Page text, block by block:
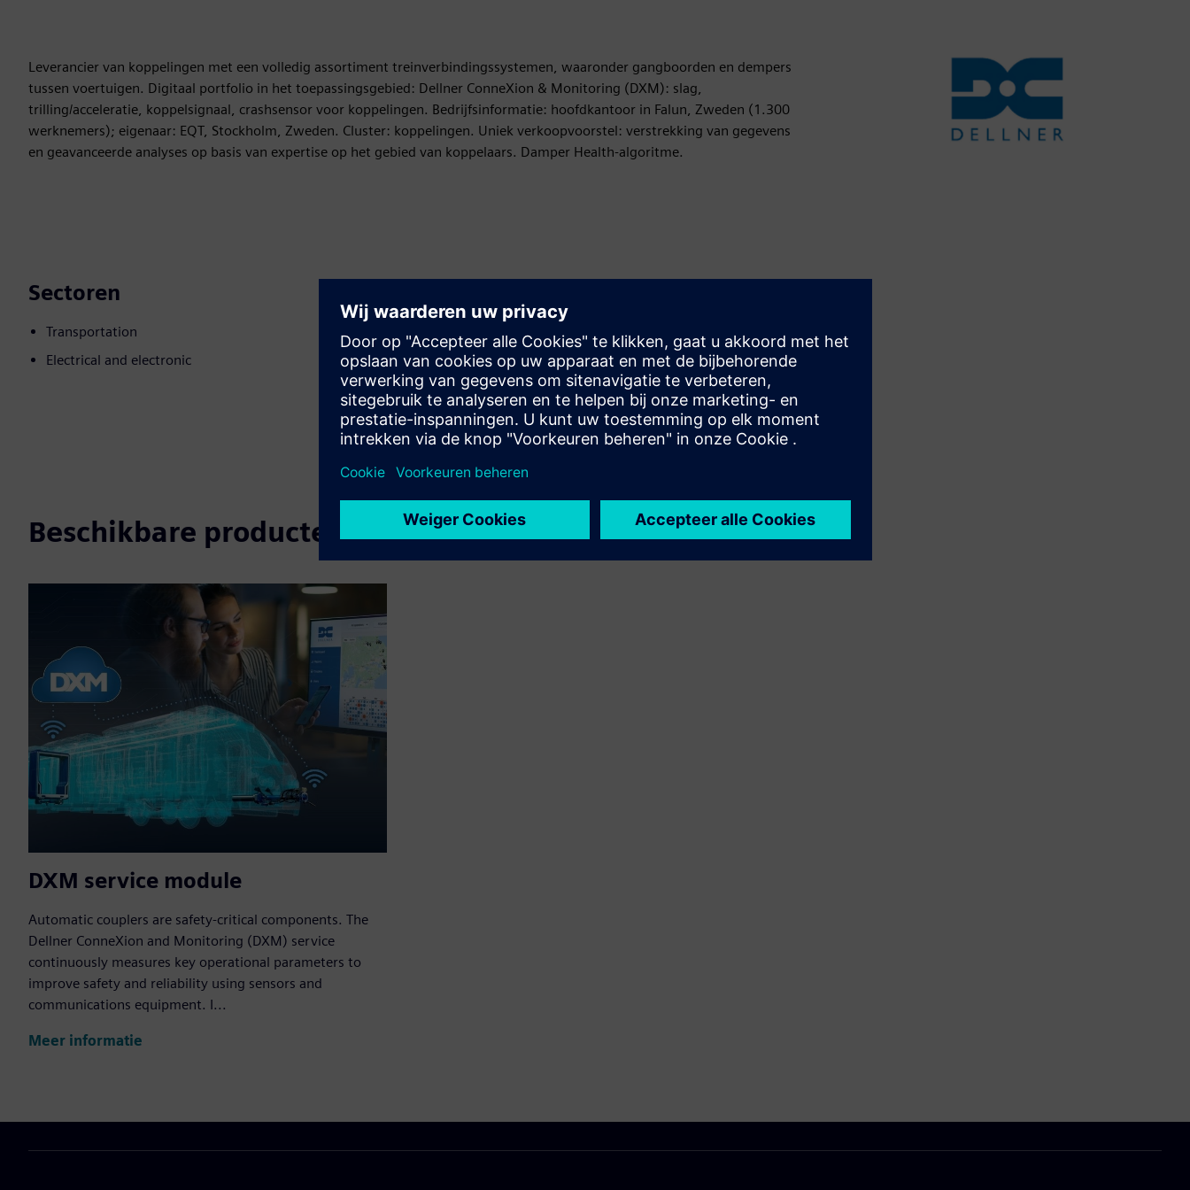
Leverancier van koppelingen met een volledig assortiment treinverbindingssystemen, waaronder gangboorden en dempers
tussen voertuigen. Digitaal portfolio in het toepassingsgebied: Dellner ConneXion & Monitoring (DXM): slag,
trilling/acceleratie, koppelsignaal, crashsensor voor koppelingen. Bedrijfsinformatie: hoofdkantoor in Falun, Zweden (1.300
werknemers); eigenaar: EQT, Stockholm, Zweden. Cluster: koppelingen. Uniek verkoopvoorstel: verstrekking van gegevens
en geavanceerde analyses op basis van expertise op het gebied van koppelaars. Damper Health-algoritme.
Sectoren
Transportation
Electrical and electronic
Build
Breidt een Siemens Xcelerator-product/-oplossing uit of
bouwt hierop voort door een nieuw product te creëren,
of creëert een nieuwe klantoplossing via integratie van
het Siemens Xcelerator-product en eigen product
Beschikbare producten
DXM service module
Automatic couplers are safety-critical components. The
Dellner ConneXion and Monitoring (DXM) service
continuously measures key operational parameters to
improve safety and reliability using sensors and
communications equipment. I...
Meer informatie